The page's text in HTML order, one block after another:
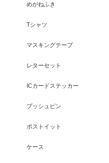
めがねふき
Tシャツ
マスキングテープ
レターセット
ICカードステッカー
プッシュピン
ポストイット
ケース